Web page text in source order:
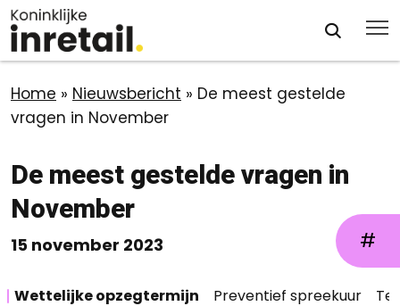
Home » Nieuwsbericht » De meest gestelde
vragen in November
De meest gestelde vragen in
November
15 november 2023
Wettelijke opzegtermijn Preventief spreekuur
#